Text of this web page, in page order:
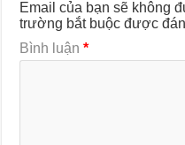
Email của bạn sẽ không
trường bắt buộc được
Bình luận*